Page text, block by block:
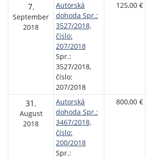
7.
September
2018
Autorská
dohoda Spr.:
3527/2018,
číslo:
207/2018
Spr.:
3527/2018,
číslo:
207/2018
125,00 €
31.
August
2018
Autorská
dohoda Spr.:
3467/2018,
číslo:
200/2018
Spr.:
800,00 €